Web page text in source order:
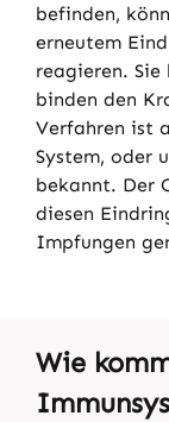
befinden,
erneutem
reagieren. Sie
binden den
Verfahren ist
System, oder
bekannt. Der
diesen
Impfungen
Wie